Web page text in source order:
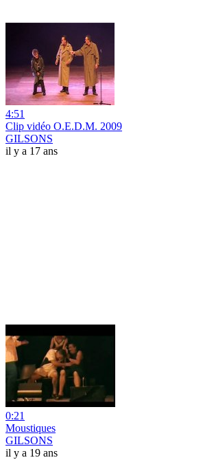
4:51
Clip vidéo O.E.D.M. 2009
GILSONS
il y a 17 ans
0:21
Moustiques
GILSONS
il y a 19 ans